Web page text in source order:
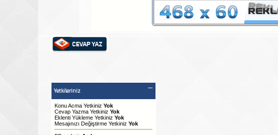
Yetkileriniz
Konu Acma Yetkiniz Yok
Cevap Yazma Yetkiniz Yok
Eklenti Yükleme Yetkiniz Yok
Mesajınızı Değiştirme Yetkiniz Yok